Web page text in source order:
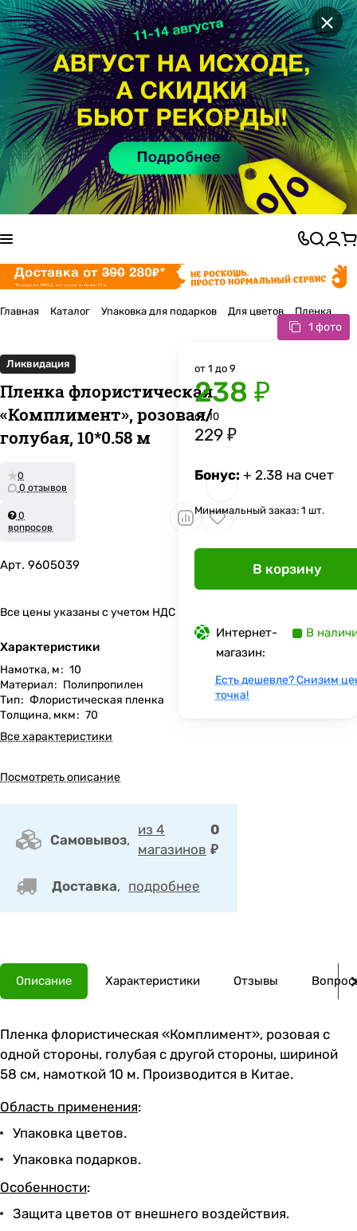
×
Главная Каталог Упаковка для подарков Для цветов Пленка
1 фото
Ликвидация
Пленка флористическая
«Комплимент», розовая/
голубая, 10*0.58 м
0
0 отзывов
0
вопросов
Арт. 9605039
Все цены указаны с учетом НДС
Характеристики
Намотка, м: 10
Материал: Полипропилен
Тип: Флористическая пленка
Толщина, мкм: 70
Все характеристики
Посмотреть описание
Самовывоз,
из 4
магазинов
0
₽
Доставка, подробнее
от 1 до 9
238 ₽
от 10
229 ₽
Бонус: + 2.38 на счет
Минимальный заказ: 1 шт.
В корзину
Интернет-
магазин:
В
Есть дешевле? Снизим
точка!
Описание Характеристики Отзывы
Пленка флористическая «Комплимент», розовая с
одной стороны, голубая с другой стороны, шириной
58 см, намоткой 10 м. Производится в Китае.
Область применения:
Упаковка цветов.
Упаковка подарков.
Особенности:
Защита цветов от внешнего воздействия.